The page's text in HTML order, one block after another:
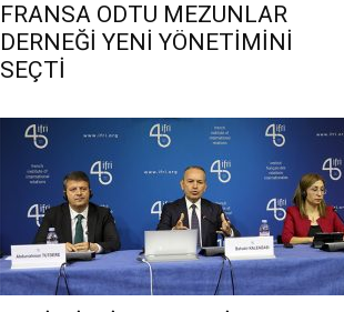
FRANSA ODTU MEZUNLAR
DERNEĞİ YENİ YÖNETİMİNİ
SEÇTİ